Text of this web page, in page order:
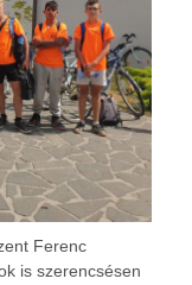
Ferenc
is szerencsésen